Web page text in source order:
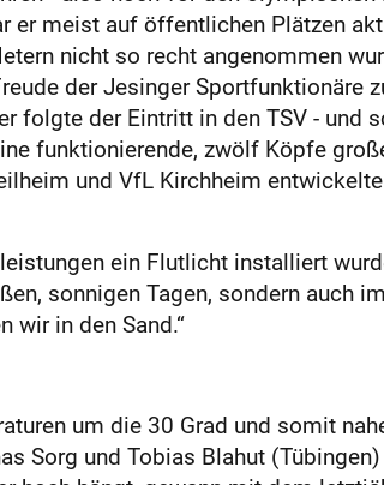
meist auf öffentlichen Plätzen
nicht so recht angenommen
der Jesinger Sportfunktionäre
folgte der Eintritt in den TSV - und
funktionierende, zwölf Köpfe
und VfL Kirchheim
ein Flutlicht installiert
sonnigen Tagen, sondern auch
wir in den Sand.“
um die 30 Grad und somit
Sorg und Tobias Blahut